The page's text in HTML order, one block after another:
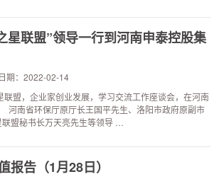
星联盟”领导一行到河南申泰控股集
期：2022-02-14
盟，企业家创业发展，学习交流工作座谈会，在河南
河南省环保厅原厅长王国平先生、洛阳市政府原副市
盟秘书长万天亮先生等领导 …
报告（1月28日）